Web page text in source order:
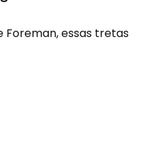
Foreman, essas tretas